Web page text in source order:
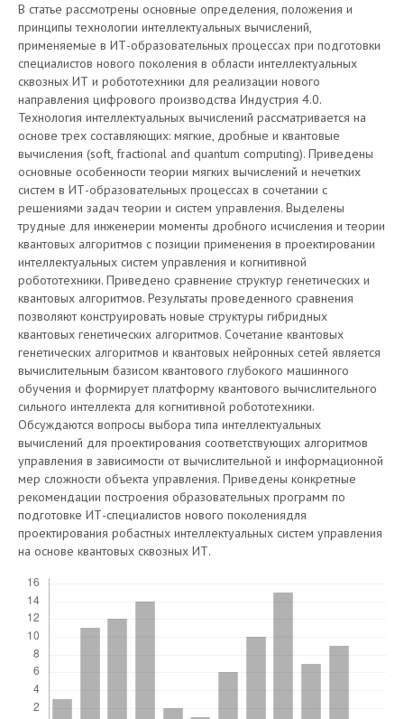
В статье рассмотрены основные определения, положения и
принципы технологии интеллектуальных вычислений,
применяемые в ИТ-образовательных процессах при подготовки
специалистов нового поколения в области интеллектуальных
сквозных ИТ и робототехники для реализации нового
направления цифрового производства Индустрия 4.0.
Технология интеллектуальных вычислений рассматривается на
основе трех составляющих: мягкие, дробные и квантовые
вычисления (soft, fractional and quantum computing). Приведены
основные особенности теории мягких вычислений и нечетких
систем в ИТ-образовательных процессах в сочетании с
решениями задач теории и систем управления. Выделены
трудные для инженерии моменты дробного исчисления и теории
квантовых алгоритмов с позиции применения в проектировании
интеллектуальных систем управления и когнитивной
робототехники. Приведено сравнение структур генетических и
квантовых алгоритмов. Результаты проведенного сравнения
позволяют конструировать новые структуры гибридных
квантовых генетических алгоритмов. Сочетание квантовых
генетических алгоритмов и квантовых нейронных сетей является
вычислительным базисом квантового глубокого машинного
обучения и формирует платформу квантового вычислительного
сильного интеллекта для когнитивной робототехники.
Обсуждаются вопросы выбора типа интеллектуальных
вычислений для проектирования соответствующих алгоритмов
управления в зависимости от вычислительной и информационной
мер сложности объекта управления. Приведены конкретные
рекомендации построения образовательных программ по
подготовке ИТ-специалистов нового поколениядля
проектирования робастных интеллектуальных систем управления
на основе квантовых сквозных ИТ.